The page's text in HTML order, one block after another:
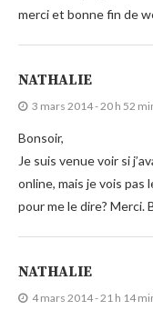
merci et bonne fin de
NATHALIE
3 mars 2014 - 20 h 52
Bonsoir,
Je suis venue voir si
online, mais je vois
pour me le dire? Merci.
NATHALIE
4 mars 2014 - 21 h 14